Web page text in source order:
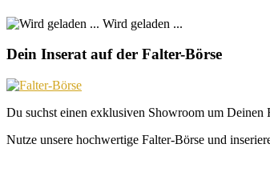
Wird geladen ...
Dein Inserat auf der Falter-Börse
Du suchst einen exklusiven Showroom um Deinen
Nutze unsere hochwertige Falter-Börse und